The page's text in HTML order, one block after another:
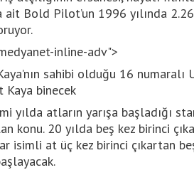
ait Bold Pilot’un 1996 yılında
inline-adv">
sahibi olduğu 16 numaralı
Kaya binecek
yılda atların yarışa başladığı
konu. 20 yılda beş kez birinci
isimli at üç kez birinci çıkartan